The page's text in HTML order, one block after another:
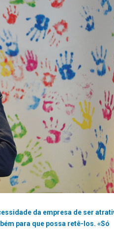
da empresa de ser
para que possa retê-los. «Só